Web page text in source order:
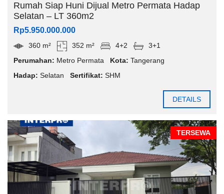
Rumah Siap Huni Dijual Metro Permata Hadap
Selatan – LT 360m2
Rp5.950.000.000
360 m² 352 m² 4+2
3+1
Perumahan: Metro Permata Kota: Tangerang
Hadap: Selatan Sertifikat: SHM
DETAILS
TERSEWA